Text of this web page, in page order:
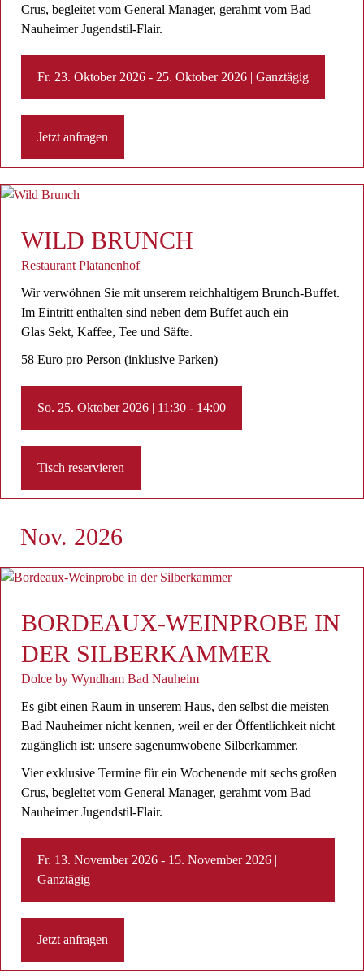
Crus, begleitet vom General Manager, gerahmt vom Bad
Nauheimer Jugendstil-Flair.
Fr. 23. Oktober 2026 - 25. Oktober 2026 | Ganztägig
Jetzt anfragen
WILD BRUNCH
Restaurant Platanenhof
Wir verwöhnen Sie mit unserem reichhaltigem Brunch-Buffet.
Im Eintritt enthalten sind neben dem Buffet auch ein
Glas Sekt, Kaffee, Tee ​und Säfte.
58 Euro pro Person (inklusive Parken)
So. 25. Oktober 2026 | 11:30 - 14:00
Tisch reservieren
Nov. 2026
BORDEAUX-WEINPROBE IN
DER SILBERKAMMER
Dolce by Wyndham Bad Nauheim
Es gibt einen Raum in unserem Haus, den selbst die meisten
Bad Nauheimer nicht kennen, weil er der Öffentlichkeit nicht
zugänglich ist: unsere sagenumwobene Silberkammer.
Vier exklusive Termine für ein Wochenende mit sechs großen
Crus, begleitet vom General Manager, gerahmt vom Bad
Nauheimer Jugendstil-Flair.
Fr. 13. November 2026 - 15. November 2026 |
Ganztägig
Jetzt anfragen